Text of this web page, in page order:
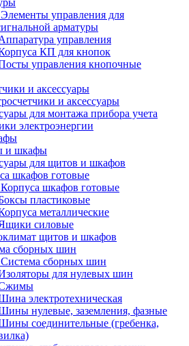
Элементы управления для
арматуры
управления
КП для кнопок
управления кнопочные
и аксессуары
и аксессуары
для монтажа прибора учета
электроэнергии
и шкафы
для щитов и шкафов
шкафов готовые
Корпуса шкафов готовые
пластиковые
металлические
силовые
щитов и шкафов
сборных шин
Система сборных шин
для нулевых шин
электротехническая
нулевые, заземления, фазные
соединительные (гребенка,